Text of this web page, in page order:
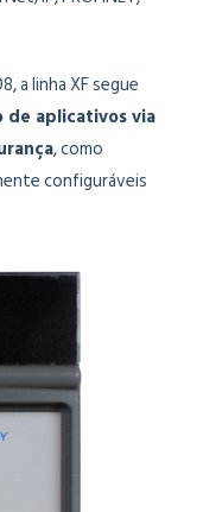
a linha XF segue
de aplicativos via
, como
configuráveis